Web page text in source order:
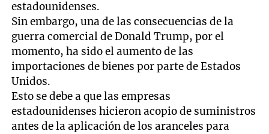
estadounidenses.
Sin embargo, una de las consecuencias de la
guerra comercial de Donald Trump, por el
momento, ha sido el aumento de las
importaciones de bienes por parte de Estados
Unidos.
Esto se debe a que las empresas
estadounidenses hicieron acopio de suministros
antes de la aplicación de los aranceles para